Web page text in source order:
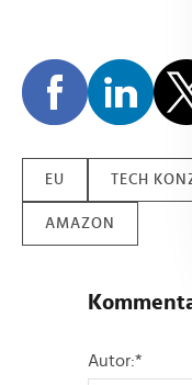
EU TECH
AMAZON
Autor:*